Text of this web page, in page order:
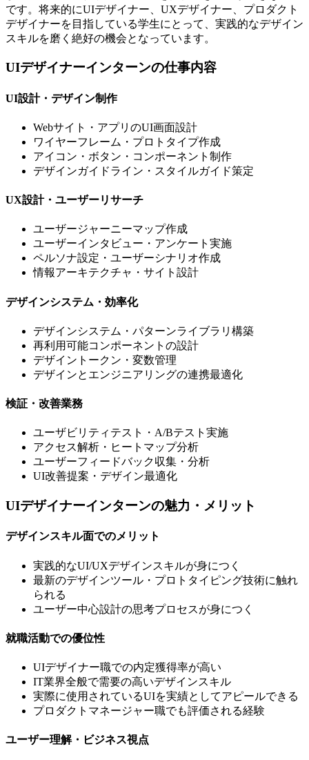
です。将来的にUIデザイナー、UXデザイナー、プロダクト
デザイナーを目指している学生にとって、実践的なデザイン
スキルを磨く絶好の機会となっています。
UIデザイナーインターンの仕事内容
UI設計・デザイン制作
Webサイト・アプリのUI画面設計
ワイヤーフレーム・プロトタイプ作成
アイコン・ボタン・コンポーネント制作
デザインガイドライン・スタイルガイド策定
UX設計・ユーザーリサーチ
ユーザージャーニーマップ作成
ユーザーインタビュー・アンケート実施
ペルソナ設定・ユーザーシナリオ作成
情報アーキテクチャ・サイト設計
デザインシステム・効率化
デザインシステム・パターンライブラリ構築
再利用可能コンポーネントの設計
デザイントークン・変数管理
デザインとエンジニアリングの連携最適化
検証・改善業務
ユーザビリティテスト・A/Bテスト実施
アクセス解析・ヒートマップ分析
ユーザーフィードバック収集・分析
UI改善提案・デザイン最適化
UIデザイナーインターンの魅力・メリット
デザインスキル面でのメリット
実践的なUI/UXデザインスキルが身につく
最新のデザインツール・プロトタイピング技術に触れ
られる
ユーザー中心設計の思考プロセスが身につく
就職活動での優位性
UIデザイナー職での内定獲得率が高い
IT業界全般で需要の高いデザインスキル
実際に使用されているUIを実績としてアピールできる
プロダクトマネージャー職でも評価される経験
ユーザー理解・ビジネス視点